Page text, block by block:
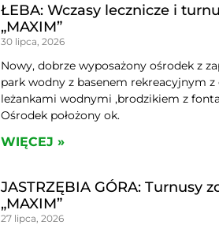
ŁEBA: Wczasy lecznicze i
„MAXIM”
30 lipca, 2026
Nowy, dobrze wyposażony ośrodek z
park wodny z basenem rekreacyjnym
leżankami wodnymi ,brodzikiem z
Ośrodek położony ok.
WIĘCEJ »
JASTRZĘBIA GÓRA:
„MAXIM”
27 lipca, 2026